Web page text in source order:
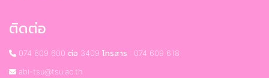
ติดต่อ
074 609 600 ต่อ 3409 โทรสาร : 074 609 618
abi-tsu@tsu.ac.th